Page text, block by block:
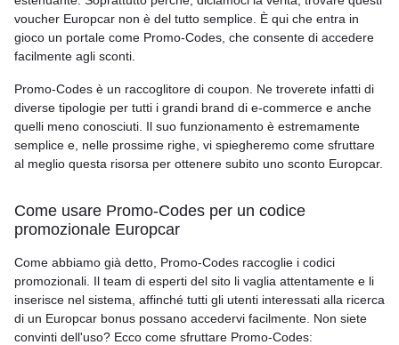
voucher Europcar non è del tutto semplice. È qui che entra in
gioco un portale come Promo-Codes, che consente di accedere
facilmente agli sconti.
Promo-Codes è un raccoglitore di coupon. Ne troverete infatti di
diverse tipologie per tutti i grandi brand di e-commerce e anche
quelli meno conosciuti. Il suo funzionamento è estremamente
semplice e, nelle prossime righe, vi spiegheremo come sfruttare
al meglio questa risorsa per ottenere subito uno sconto Europcar.
Come usare Promo-Codes per un codice
promozionale Europcar
Come abbiamo già detto, Promo-Codes raccoglie i codici
promozionali. Il team di esperti del sito li vaglia attentamente e li
inserisce nel sistema, affinché tutti gli utenti interessati alla ricerca
di un Europcar bonus possano accedervi facilmente. Non siete
convinti dell'uso? Ecco come sfruttare Promo-Codes: